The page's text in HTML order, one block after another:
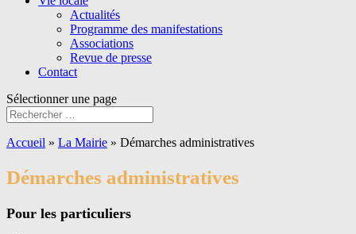
Actualités
Programme des manifestations
Associations
Revue de presse
Contact
Sélectionner une page
Accueil » La Mairie » Démarches administratives
Démarches administratives
Pour les particuliers